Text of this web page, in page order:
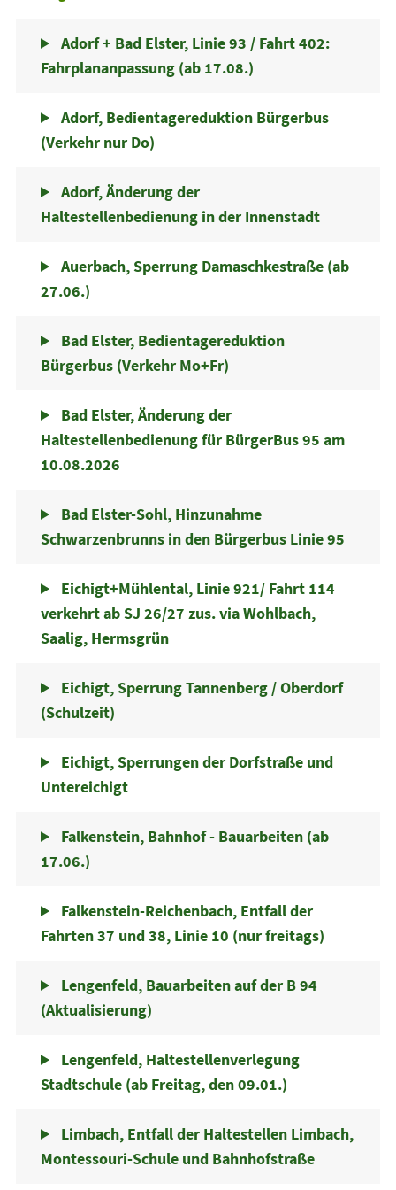
Adorf + Bad Elster, Linie 93 / Fahrt 402:
Fahrplananpassung (ab 17.08.)
Adorf, Bedientagereduktion Bürgerbus
(Verkehr nur Do)
Adorf, Änderung der
Haltestellenbedienung in der Innenstadt
Auerbach, Sperrung Damaschkestraße (ab
27.06.)
Bad Elster, Bedientagereduktion
Bürgerbus (Verkehr Mo+Fr)
Bad Elster, Änderung der
Haltestellenbedienung für BürgerBus 95 am
10.08.2026
Bad Elster-Sohl, Hinzunahme
Schwarzenbrunns in den Bürgerbus Linie 95
Eichigt+Mühlental, Linie 921/ Fahrt 114
verkehrt ab SJ 26/27 zus. via Wohlbach,
Saalig, Hermsgrün
Eichigt, Sperrung Tannenberg / Oberdorf
(Schulzeit)
Eichigt, Sperrungen der Dorfstraße und
Untereichigt
Falkenstein, Bahnhof - Bauarbeiten (ab
17.06.)
Falkenstein-Reichenbach, Entfall der
Fahrten 37 und 38, Linie 10 (nur freitags)
Lengenfeld, Bauarbeiten auf der B 94
(Aktualisierung)
Lengenfeld, Haltestellenverlegung
Stadtschule (ab Freitag, den 09.01.)
Limbach, Entfall der Haltestellen Limbach,
Montessouri-Schule und Bahnhofstraße